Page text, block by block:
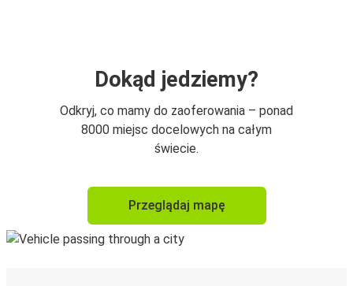
Dokąd jedziemy?
Odkryj, co mamy do zaoferowania – ponad
8000 miejsc docelowych na całym
świecie.
Przeglądaj mapę